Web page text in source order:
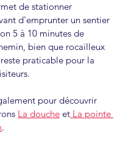
de stationner
d'emprunter un sentier
5 à 10 minutes de
bien que rocailleux
praticable pour la
pour découvrir
La douche et La pointe
.